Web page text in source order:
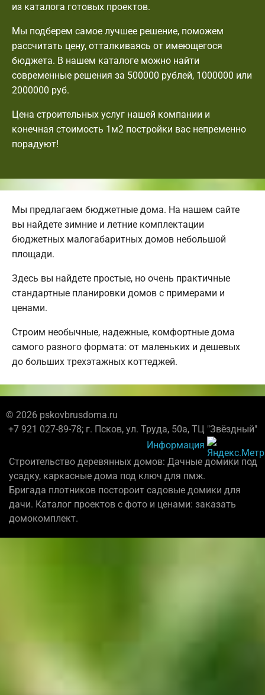
из каталога готовых проектов.
Мы подберем самое лучшее решение, поможем
рассчитать цену, отталкиваясь от имеющегося
бюджета. В нашем каталоге можно найти
современные решения за 500000 рублей, 1000000 или
2000000 руб.
Цена строительных услуг нашей компании и
конечная стоимость 1м2 постройки вас непременно
порадуют!
Мы предлагаем бюджетные дома. На нашем сайте
вы найдете зимние и летние комплектации
бюджетных малогабаритных домов небольшой
площади.
Здесь вы найдете простые, но очень практичные
стандартные планировки домов с примерами и
ценами.
Строим необычные, надежные, комфортные дома
самого разного формата: от маленьких и дешевых
до больших трехэтажных коттеджей.
© 2026 pskovbrusdoma.ru
+7 921 027-89-78; г. Псков, ул. Труда, 50а, ТЦ "Звёздный"
Информация
Строительство деревянных домов: Дачные домики под
усадку, каркасные дома под ключ для пмж.
Бригада плотников постороит садовые домики для
дачи. Каталог проектов с фото и ценами: заказать
домокомплект.